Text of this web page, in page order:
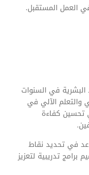
العمل المستقبل.
البشرية في السنوات
والتعلم الآلي في
تحسين كفاءة
في تحديد نقاط
تدريبية لتعزيز